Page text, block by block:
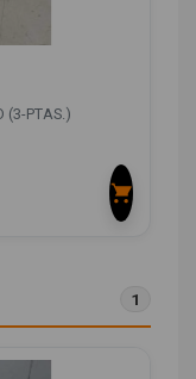
(3-PTAS.)
1